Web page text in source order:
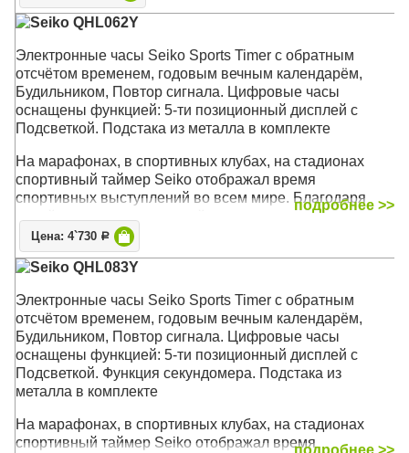
Seiko QHL062Y
Электронные часы Seiko Sports Timer с обратным
отсчётом временем, годовым вечным календарём,
Будильником, Повтор сигнала. Цифровые часы
оснащены функцией: 5-ти позиционный дисплей с
Подсветкой. Подстака из металла в комплекте
На марафонах, в спортивных клубах, на стадионах
спортивный таймер Seiko отображал время
спортивных выступлений во всем мире. Благодаря
универсальности он стал иконой в мире спортивного
инвентаря. Теперь этот знаменитый таймер
переродился в миниатюре в качестве модели
Механизм: Электронный
Корпус: Высококачественный пластик
Звуковой сигнал: Будильник
Размер: 10,4 x 4,5 x 2,9 см без подставки; 10,4 х 9,3 х
4,5 с подставкой
подробнее >>
Цена: 4`730 Р
Seiko QHL083Y
Электронные часы Seiko Sports Timer с обратным
отсчётом временем, годовым вечным календарём,
Будильником, Повтор сигнала. Цифровые часы
оснащены функцией: 5-ти позиционный дисплей с
Подсветкой. Функция секундомера. Подстака из
металла в комплекте
На марафонах, в спортивных клубах, на стадионах
спортивный таймер Seiko отображал времяподробнее >>